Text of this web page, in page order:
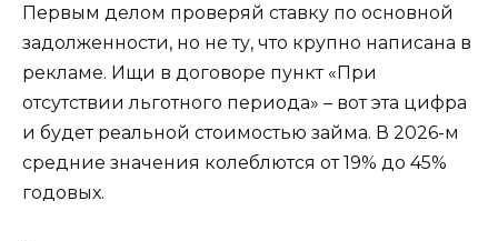
Первым делом проверяй ставку по основной
задолженности, но не ту, что крупно написана в
рекламе. Ищи в договоре пункт «При
отсутствии льготного периода» – вот эта цифра
и будет реальной стоимостью займа. В 2026-м
средние значения колеблются от 19% до 45%
годовых.